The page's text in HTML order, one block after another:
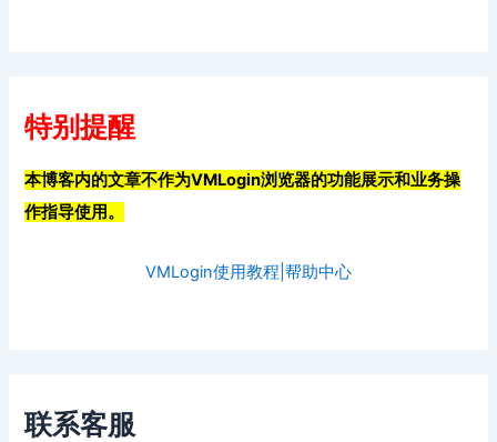
特别提醒
本博客内的文章不作为VMLogin浏览器的功能展示和业务操
作指导使用。
VMLogin使用教程|帮助中心
联系客服